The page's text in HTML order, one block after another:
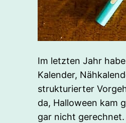
Im letzten Jahr
Kalender,
strukturierter
da, Halloween kam
gar nicht